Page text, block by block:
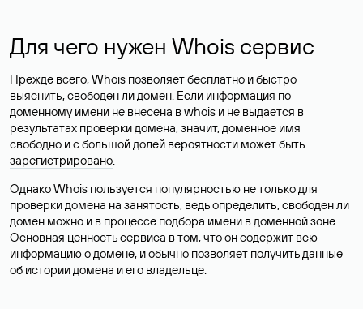
Для чего нужен Whois сервис
Прежде всего, Whois позволяет бесплатно и быстро
выяснить, свободен ли домен. Если информация по
доменному имени не внесена в whois и не выдается в
результатах проверки домена, значит, доменное имя
свободно и с большой долей вероятности может быть
зарегистрировано.
Однако Whois пользуется популярностью не только для
проверки домена на занятость, ведь определить, свободен ли
домен можно и в процессе подбора имени в доменной зоне.
Основная ценность сервиса в том, что он содержит всю
информацию о домене, и обычно позволяет получить данные
об истории домена и его владельце.